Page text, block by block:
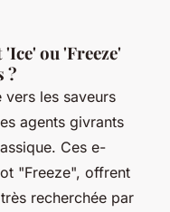
ou 'Freeze'
?
vers les saveurs
agents givrants
Ces e-
"Freeze", offrent
recherchée par